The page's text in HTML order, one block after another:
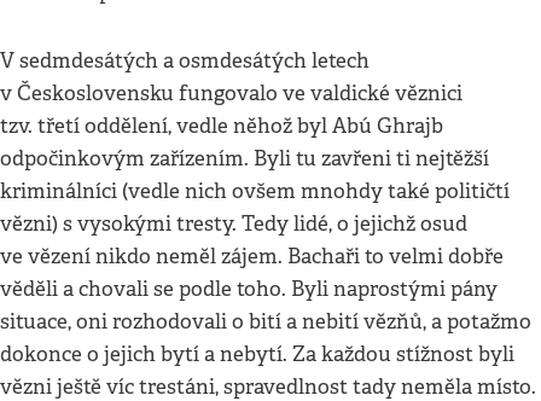
V sedmdesátých a osmdesátých letech
v Československu fungovalo ve valdické věznici
tzv. třetí oddělení, vedle něhož byl Abú Ghrajb
odpočinkovým zařízením. Byli tu zavřeni ti nejtěžší
kriminálníci (vedle nich ovšem mnohdy také političtí
vězni) s vysokými tresty. Tedy lidé, o jejichž osud
ve vězení nikdo neměl zájem. Bachaři to velmi dobře
věděli a chovali se podle toho. Byli naprostými pány
situace, oni rozhodovali o bití a nebití vězňů, a potažmo
dokonce o jejich bytí a nebytí. Za každou stížnost byli
vězni ještě víc trestáni, spravedlnost tady neměla místo.